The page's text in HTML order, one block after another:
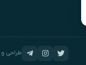
طراحی